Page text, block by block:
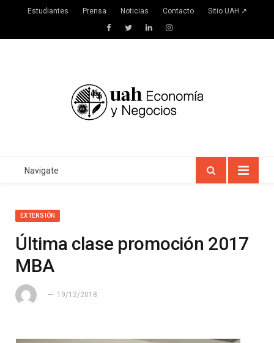
Estudiantes Prensa Noticias Contacto Sitio UAH ↗
FacebookTwitterLinkedInInstagram
Navigate
EXTENSIÓN
Última clase promoción 2017
MBA
19/12/2018